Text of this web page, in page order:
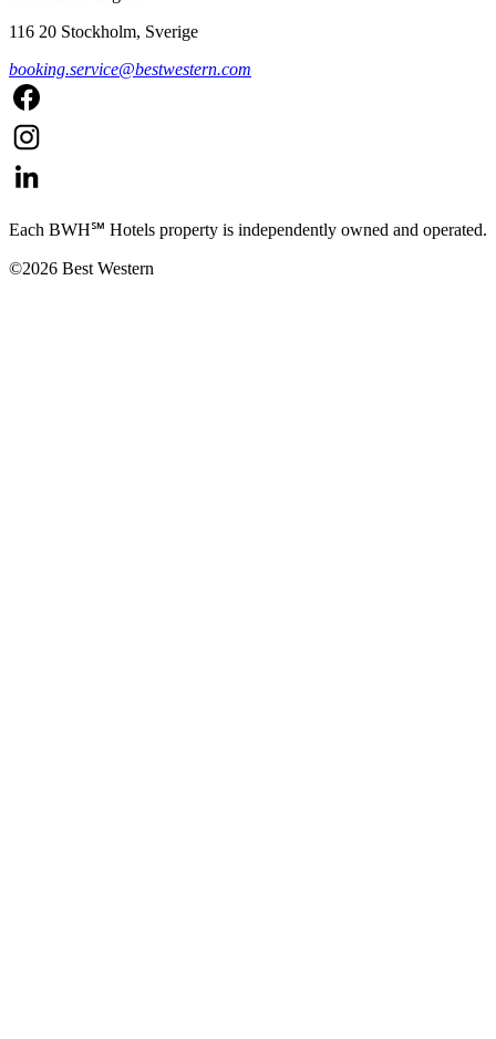
116 20 Stockholm, Sverige
booking.service@bestwestern.com
Each BWH℠ Hotels property is independently owned and operated.
©2026 Best Western